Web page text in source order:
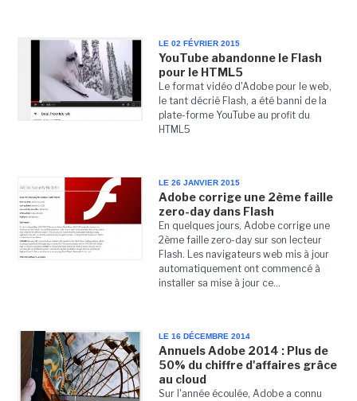
LE 02 FÉVRIER 2015
YouTube abandonne le Flash
pour le HTML5
Le format vidéo d'Adobe pour le web,
le tant décrié Flash, a été banni de la
plate-forme YouTube au profit du
HTML5
LE 26 JANVIER 2015
Adobe corrige une 2ème faille
zero-day dans Flash
En quelques jours, Adobe corrige une
2ème faille zero-day sur son lecteur
Flash. Les navigateurs web mis à jour
automatiquement ont commencé à
installer sa mise à jour ce...
LE 16 DÉCEMBRE 2014
Annuels Adobe 2014 : Plus de
50% du chiffre d'affaires grâce
au cloud
Sur l'année écoulée, Adobe a connu